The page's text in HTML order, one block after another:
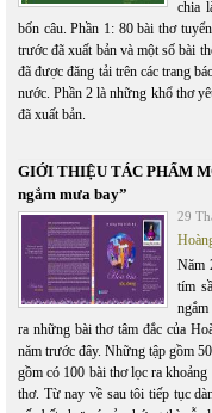
chia
bốn câu. Phần 1: 80 bài thơ
trước đã xuất bản và một số bài
đã được đăng tải trên các trang
nước. Phần 2 là những khổ thơ
đã xuất bản.
GIỚI THIỆU TÁC PHẨM
ngắm mưa bay”
29
Năm
tím
ra những bài thơ tâm đắc của
năm trước đây. Những tập gồm
gồm có 100 bài thơ lọc ra
thơ. Từ nay về sau tôi tiếp tục